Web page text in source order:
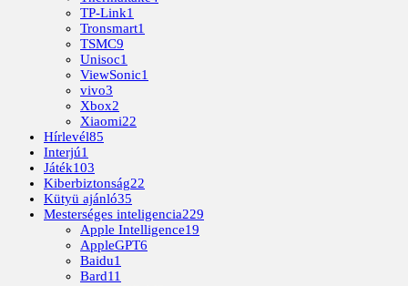
TP-Link1
Tronsmart1
TSMC9
Unisoc1
ViewSonic1
vivo3
Xbox2
Xiaomi22
Hírlevél85
Interjú1
Játék103
Kiberbiztonság22
Kütyü ajánló35
Mesterséges inteligencia229
Apple Intelligence19
AppleGPT6
Baidu1
Bard11